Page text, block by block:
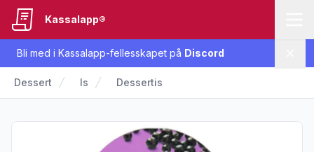
Bli med i Kassalapp-fellesskapet på Discord
Kassalapp®
Dessert Is Dessertis